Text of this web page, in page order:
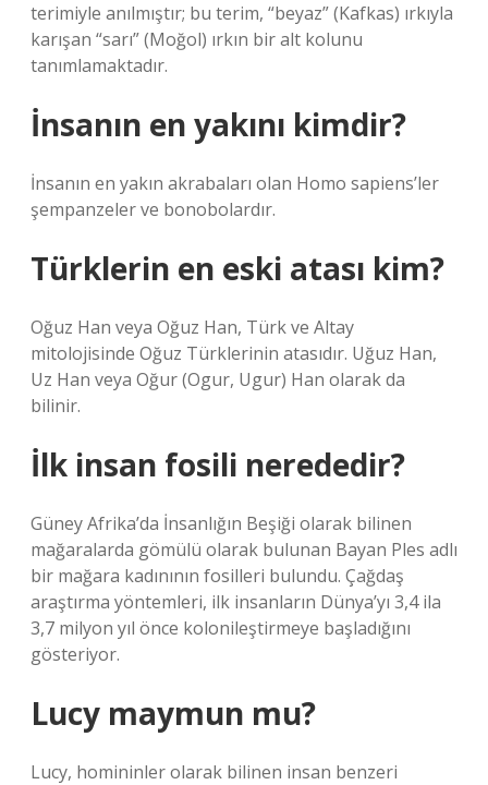
terimiyle anılmıştır; bu terim, “beyaz” (Kafkas) ırkıyla
karışan “sarı” (Moğol) ırkın bir alt kolunu
tanımlamaktadır.
İnsanın en yakını kimdir?
İnsanın en yakın akrabaları olan Homo sapiens’ler
şempanzeler ve bonobolardır.
Türklerin en eski atası kim?
Oğuz Han veya Oğuz Han, Türk ve Altay
mitolojisinde Oğuz Türklerinin atasıdır. Uğuz Han,
Uz Han veya Oğur (Ogur, Ugur) Han olarak da
bilinir.
İlk insan fosili nerededir?
Güney Afrika’da İnsanlığın Beşiği olarak bilinen
mağaralarda gömülü olarak bulunan Bayan Ples adlı
bir mağara kadınının fosilleri bulundu. Çağdaş
araştırma yöntemleri, ilk insanların Dünya’yı 3,4 ila
3,7 milyon yıl önce kolonileştirmeye başladığını
gösteriyor.
Lucy maymun mu?
Lucy, homininler olarak bilinen insan benzeri